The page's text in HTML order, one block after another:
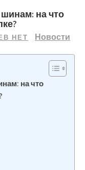
на что
НЕТ Новости
на что